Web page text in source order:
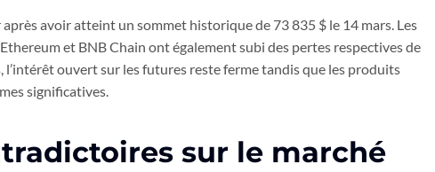
avoir atteint un sommet historique de 73 835 $ le 14 mars. Les
et BNB Chain ont également subi des pertes respectives de
l’intérêt ouvert sur les futures reste ferme tandis que les produits
significatives.
sur le marché